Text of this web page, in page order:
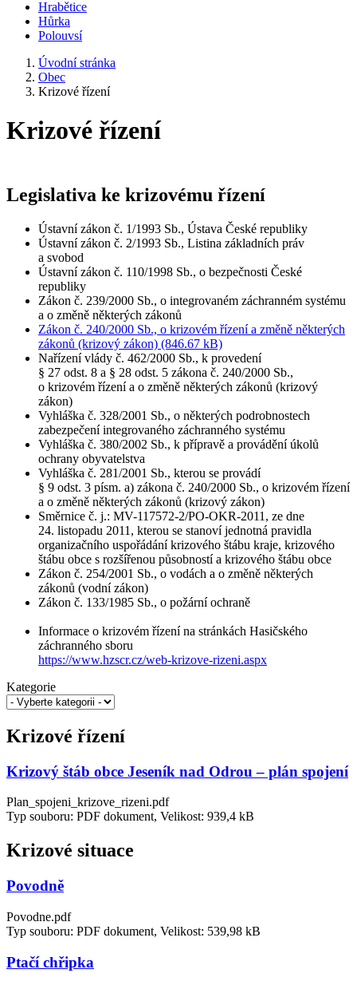
Hrabětice
Hůrka
Polouvsí
Úvodní stránka
Obec
Krizové řízení
Krizové řízení
Legislativa ke krizovému řízení
Ústavní zákon č. 1/1993 Sb., Ústava České republiky
Ústavní zákon č. 2/1993 Sb., Listina základních práv
a svobod
Ústavní zákon č. 110/1998 Sb., o bezpečnosti České
republiky
Zákon č. 239/2000 Sb., o integrovaném záchranném systému
a o změně některých zákonů
Zákon č. 240/2000 Sb., o krizovém řízení a změně některých
zákonů (krizový zákon) (846.67 kB)
Nařízení vlády č. 462/2000 Sb., k provedení
§ 27 odst. 8 a § 28 odst. 5 zákona č. 240/2000 Sb.,
o krizovém řízení a o změně některých zákonů (krizový
zákon)
Vyhláška č. 328/2001 Sb., o některých podrobnostech
zabezpečení integrovaného záchranného systému
Vyhláška č. 380/2002 Sb., k přípravě a provádění úkolů
ochrany obyvatelstva
Vyhláška č. 281/2001 Sb., kterou se provádí
§ 9 odst. 3 písm. a) zákona č. 240/2000 Sb., o krizovém řízení
a o změně některých zákonů (krizový zákon)
Směrnice č. j.: MV-117572-2/PO-OKR-2011, ze dne
24. listopadu 2011, kterou se stanoví jednotná pravidla
organizačního uspořádání krizového štábu kraje, krizového
štábu obce s rozšířenou působností a krizového štábu obce
Zákon č. 254/2001 Sb., o vodách a o změně některých
zákonů (vodní zákon)
Zákon č. 133/1985 Sb., o požární ochraně
Informace o krizovém řízení na stránkách Hasičského
záchranného sboru
https://www.hzscr.cz/web-krizove-rizeni.aspx
Kategorie
Krizové řízení
Krizový štáb obce Jeseník nad Odrou – plán spojení
Plan_spojeni_krizove_rizeni.pdf
Typ souboru: PDF dokument, Velikost: 939,4 kB
Krizové situace
Povodně
Povodne.pdf
Typ souboru: PDF dokument, Velikost: 539,98 kB
Ptačí chřipka